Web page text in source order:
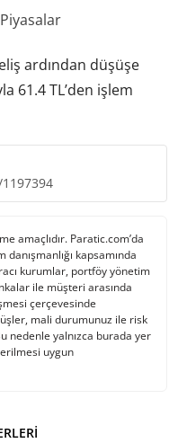
ardından düşüşe
61.4 TL’den işlem
amaçlıdır. Paratic.com’da
kapsamında
kurumlar, portföy yönetim
ile müşteri arasında
çerçevesinde
mali durumunuz ile risk
nedenle yalnızca burada yer
uygun